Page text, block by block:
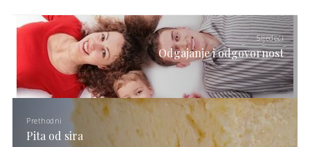
Sljedeći
Odgajanje i odgovornost
Prethodni
Pita od sira